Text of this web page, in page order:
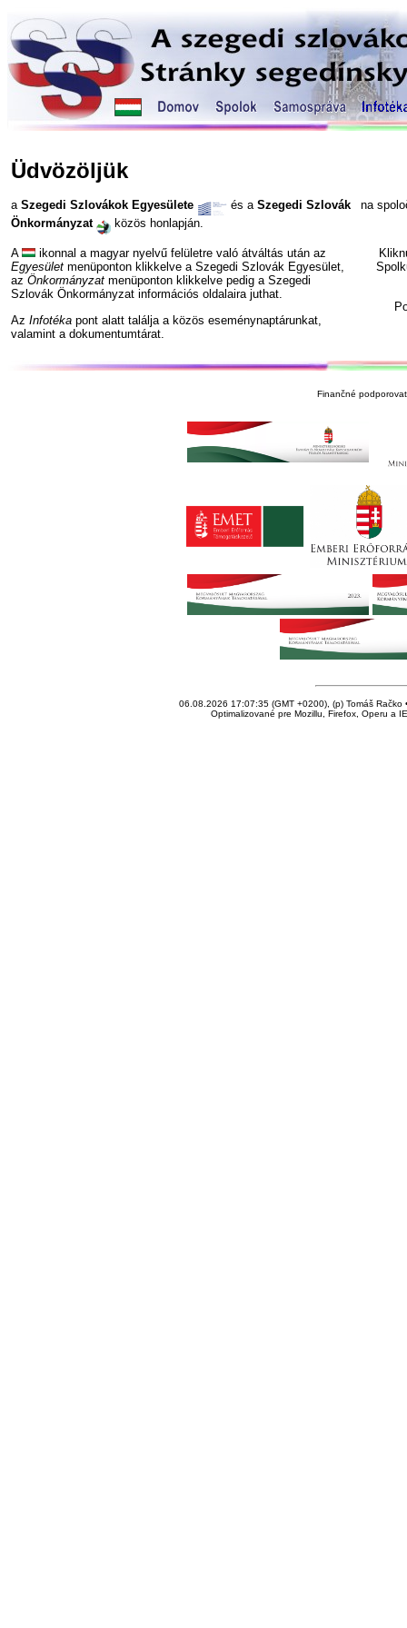
Üdvözöljük
a Szegedi Szlovákok Egyesülete és a Szegedi Szlovák
Önkormányzat
közös honlapján.
A
ikonnal a magyar nyelvű felületre való átváltás után az
Egyesület menüponton klikkelve a Szegedi Szlovák Egyesület,
az Önkormányzat menüponton klikkelve pedig a Szegedi
Szlovák Önkormányzat információs oldalaira juthat.
Az Infotéka pont alatt találja a közös eseménynaptárunkat,
valamint a dokumentumtárat.
na
Finančné
06.08.2026 17:07:35 (GMT +0200), (p) Tomáš Račko
Optimalizované pre Mozillu, Firefox, Operu a